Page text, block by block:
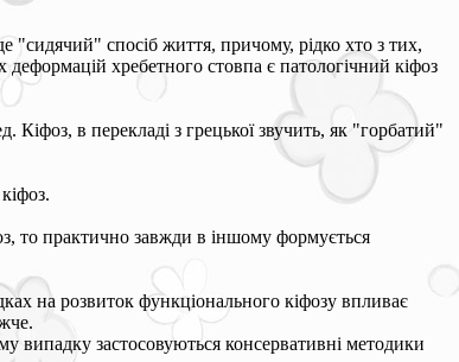
"сидячий" спосіб життя, причому, рідко хто з тих,
хребетного стовпа є патологічний кіфоз
Кіфоз, в перекладі з грецької звучить, як "горбатий"
то практично завжди в іншому формується
на розвиток функціонального кіфозу впливає
випадку застосовуються консервативні методики